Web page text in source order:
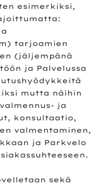
esimerkiksi,
tarjoamien
(jäljempänä
ja Palvelussa
mutta näihin
ja
konsultaatio,
valmentaminen,
ja Parkvelo
sekä